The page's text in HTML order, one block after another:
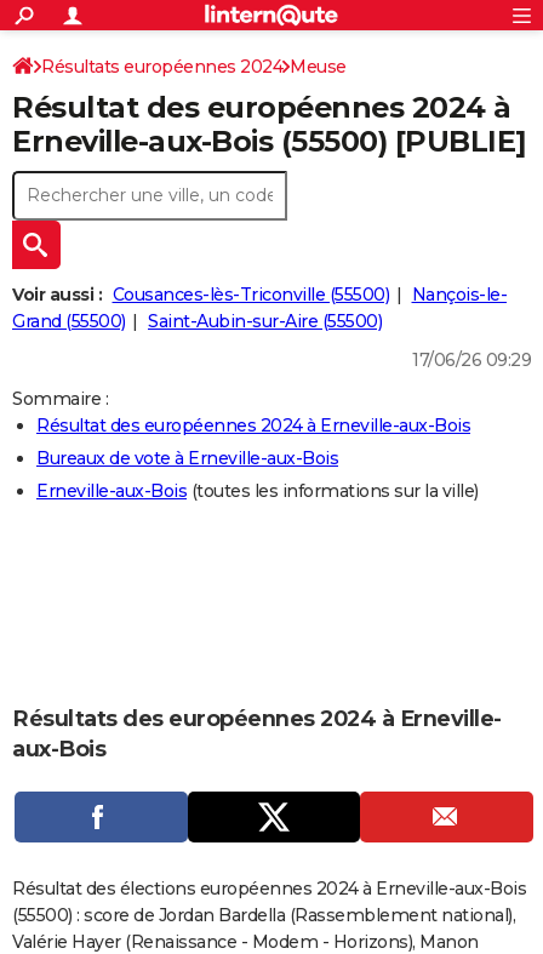
ACTUALITÉS
Politique
Société
Faits Divers
Education
Monde
Villes
+
SPORT
Coupe du monde 2026
Football
Tennis
Cyclisme
Rugby
Forum
Programme TV
TNT
Streaming
Cinéma
Sorties cinéma
Musique
+
FINANCE
Retraite
Impôts
Epargne
Immobilier
Risques naturels par ville
Banque
Assurance
Crédit
AUTO
Essais
Réserver un essai
Citadines
Berlines
SUV
Forum auto
+
HIGH-TECH
Mobiles
Meilleur smartphone
Internet
Ordinateurs
Jeux vidéo
Guide high-tech
+
BRICOLAGE
Guides de France
Escapades
Patrimoine
Expositions
Musées
Week-end nature
LIFESTYLE
Art de vivre
Bien-être
Loisirs
Mode
Modes de vie
CARTE DE VOEUX
Carte de Noël
Carte Bonne année
Carte Saint-Valentin
Carte Pâques
Carte d'anniversaire
Dictionnaire
Biographies
Expressions
Proverbes
PROGRAMME TV
S'inscrire
Se connecter
Lycées
Collèges
Primaires
Universités
Entreprises
Service militaire
Avis de recherche
AVIS DE DÉCÈS
S'inscrire
Connexion
Résultats européennes 2024 Meuse
Résultat des européennes 2024 à
Erneville-aux-Bois (55500) [PUBLIE]
Voir aussi : Cousances-lès-Triconville (55500)
Nançois-le-
Grand (55500)
Saint-Aubin-sur-Aire (55500)
17/06/26 09:29
Sommaire :
Résultat des européennes 2024 à Erneville-aux-Bois
Bureaux de vote à Erneville-aux-Bois
Erneville-aux-Bois (toutes les informations sur la ville)
Résultats des européennes 2024 à Erneville-
aux-Bois
Résultat des élections européennes 2024 à Erneville-aux-Bois
(55500) : score de Jordan Bardella (Rassemblement national),
Valérie Hayer (Renaissance - Modem - Horizons), Manon